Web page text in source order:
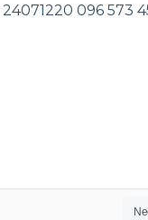
24071220 096 573